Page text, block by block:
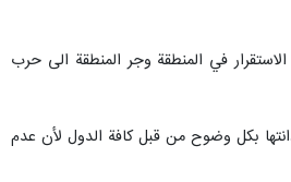
في المنطقة وجر المنطقة الى حرب
بكل وضوح من قبل كافة الدول لأن عدم